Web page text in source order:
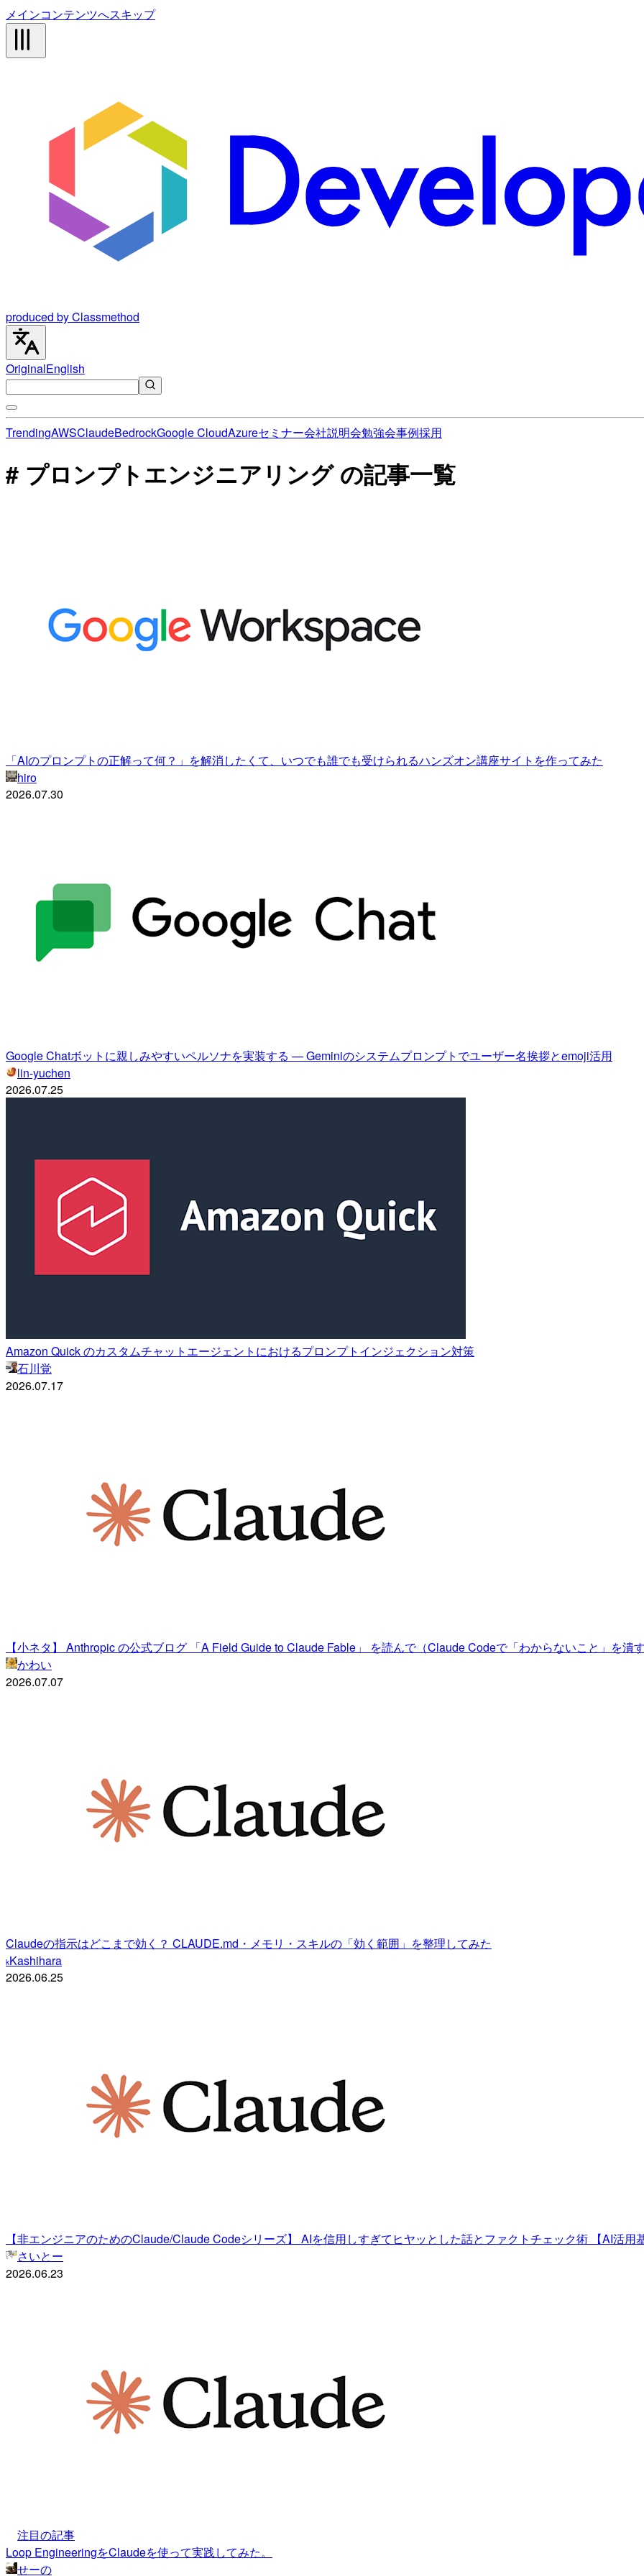
メインコンテンツへスキップ
produced by Classmethod
OriginalEnglish
TrendingAWSClaudeBedrockGoogle CloudAzureセミナー会社説明会勉強会事例採用
# プロンプトエンジニアリング の記事一覧
「AIのプロンプトの正解って何？」を解消したくて、いつでも誰でも受けられるハンズオン講座サイトを作ってみた
hiro
2026.07.30
Google Chatボットに親しみやすいペルソナを実装する — Geminiのシステムプロンプトでユーザー名挨拶とemoji活用
lin-yuchen
2026.07.25
Amazon Quick のカスタムチャットエージェントにおけるプロンプトインジェクション対策
石川覚
2026.07.17
【小ネタ】 Anthropic の公式ブログ 「A Field Guide to Claude Fable」 を読んで（Claude Codeで「わからないこと」を潰す
かわい
2026.07.07
Claudeの指示はどこまで効く？ CLAUDE.md・メモリ・スキルの「効く範囲」を整理してみた
kKashihara
2026.06.25
【非エンジニアのためのClaude/Claude Codeシリーズ】 AIを信用しすぎてヒヤッとした話とファクトチェック術 【AI活用
さいとー
2026.06.23
注目の記事
Loop EngineeringをClaudeを使って実践してみた。
せーの